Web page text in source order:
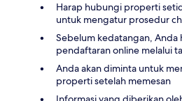
Harap hubungi properti
untuk mengatur prosedur
Sebelum kedatangan, Anda
pendaftaran online melalui
Anda akan diminta untuk
properti setelah memesan